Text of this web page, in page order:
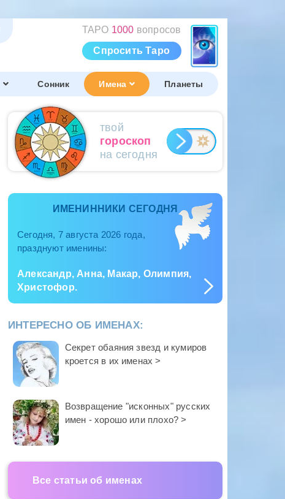
ТАРО 1000 вопросов
Спросить Таро
Сонник Имена Планеты
твой
гороскоп
на сегодня
ИМЕНИННИКИ СЕГОДНЯ
Сегодня, 7 августа 2026 года,
празднуют именины:
Александр, Анна, Макар, Олимпия,
Христофор.
ИНТЕРЕСНО ОБ ИМЕНАХ:
Секрет обаяния звезд и кумиров
кроется в их именах >
Возвращение "исконных" русских
имен - хорошо или плохо? >
Все статьи об именах